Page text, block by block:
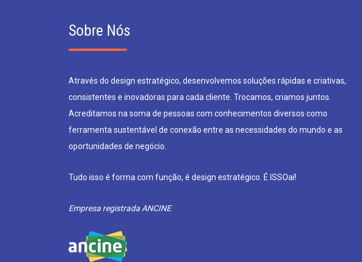
Sobre Nós
Através do design estratégico, desenvolvemos soluções rápidas e criativas,
consistentes e inovadoras para cada cliente. Trocamos, criamos juntos.
Acreditamos na soma de pessoas com conhecimentos diversos como
ferramenta sustentável de conexão entre as necessidades do mundo e as
oportunidades de negócio.
Tudo isso é forma com função, é design estratégico. É ISSOaí!
Empresa registrada ANCINE